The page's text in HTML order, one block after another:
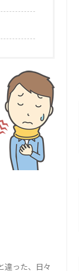
違った、日々